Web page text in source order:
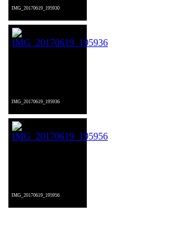
IMG_20170619_195930
IMG_20170619_195936
IMG_20170619_195956